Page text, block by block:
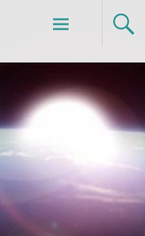
Skip
to